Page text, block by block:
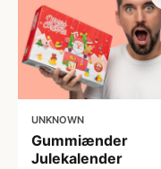
UNKNOWN
Gummiænder
Julekalender